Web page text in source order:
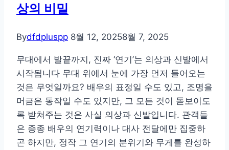
발
의
밀,
체
크
리
스
트
하
상의 비밀
Bydfdpluspp 8월 12, 20258월 7, 2025
무대에서 발끝까지, 진짜 ‘연기’는 의상과 신발에서
시작됩니다 무대 위에서 눈에 가장 먼저 들어오는
것은 무엇일까요? 배우의 표정일 수도 있고, 조명을
머금은 동작일 수도 있지만, 그 모든 것이 돋보이도
록 받쳐주는 것은 사실 의상과 신발입니다. 관객들
은 종종 배우의 연기력이나 대사 전달에만 집중하
곤 하지만, 정작 그 연기의 분위기와 무게를 완성하